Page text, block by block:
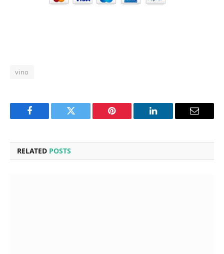
vino
Facebook Twitter Pinterest LinkedIn Email
RELATED POSTS